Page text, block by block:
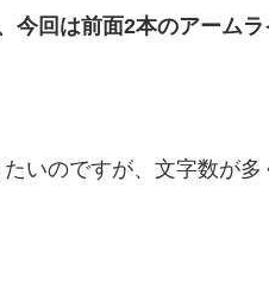
今回は前面2本のアーム
いのですが、文字数が